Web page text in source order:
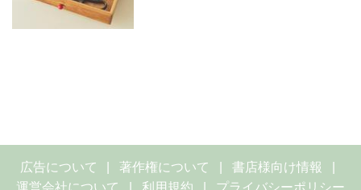
広告について 著作権について
書店様向け情報